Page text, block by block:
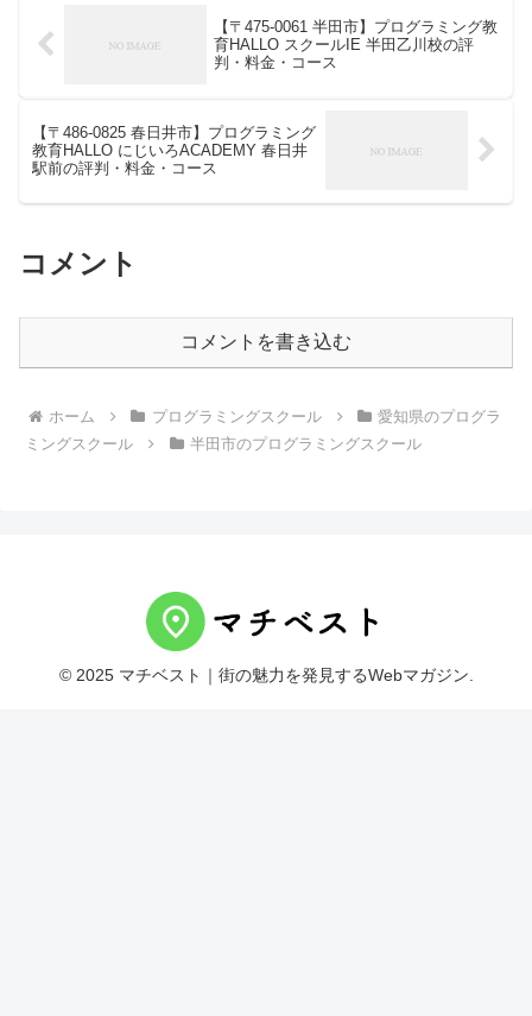
【〒475-0061 半田市】プログラミング教
育HALLO スクールIE 半田乙川校の評
判・料金・コース
【〒486-0825 春日井市】プログラミング
教育HALLO にじいろACADEMY 春日井
駅前の評判・料金・コース
コメント
コメントを書き込む
ホーム プログラミングスクール
愛知県のプログラ
ミングスクール
半田市のプログラミングスクール
© 2025 マチベスト｜街の魅力を発見するWebマガジン.